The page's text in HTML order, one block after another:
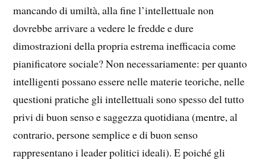
mancando di umiltà, alla fine l’intellettuale non
dovrebbe arrivare a vedere le fredde e dure
dimostrazioni della propria estrema inefficacia come
pianificatore sociale? Non necessariamente: per quanto
intelligenti possano essere nelle materie teoriche, nelle
questioni pratiche gli intellettuali sono spesso del tutto
privi di buon senso e saggezza quotidiana (mentre, al
contrario, persone semplice e di buon senso
rappresentano i leader politici ideali). E poiché gli